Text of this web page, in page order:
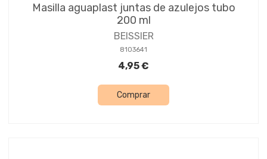
Masilla aguaplast juntas de azulejos tubo
200 ml
BEISSIER
8103641
4,95 €
Comprar